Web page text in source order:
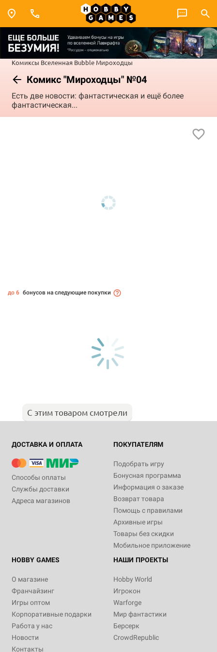
Комиксы Вселенная Bubble Мироходцы
Комикс "Мироходцы" №04
Есть две новости: фантастическая и ещё более
фантастическая...
до 6 бонусов на следующие покупки
С этим товаром смотрели
ДОСТАВКА И ОПЛАТА
Способы оплаты
Службы доставки
Адреса магазинов
ПОКУПАТЕЛЯМ
Подобрать игру
Бонусная программа
Информация о заказе
Возврат товара
Помощь с правилами
Архивные игры
Товары без скидки
Мобильное приложение
HOBBY GAMES
О магазине
Франчайзинг
Игры оптом
Корпоративные подарки
Работа у нас
Новости
Контакты
НАШИ ПРОЕКТЫ
Hobby World
Игрокон
Warforge
Мир фантастики
Берсерк
CrowdRepublic